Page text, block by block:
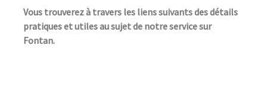
Vous trouverez à travers les liens suivants des détails
pratiques et utiles au sujet de notre service sur
Fontan.